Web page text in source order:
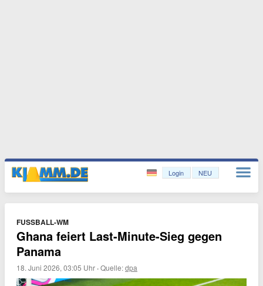
Login NEU
FUSSBALL-WM
Ghana feiert Last-Minute-Sieg gegen
Panama
18. Juni 2026, 03:05 Uhr ·Quelle:dpa